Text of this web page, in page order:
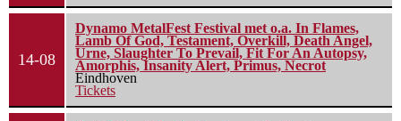
14-08
Dynamo MetalFest Festival met o.a. In Flames,
Lamb Of God, Testament, Overkill, Death Angel,
Urne, Slaughter To Prevail, Fit For An Autopsy,
Amorphis, Insanity Alert, Primus, Necrot
Eindhoven
Tickets